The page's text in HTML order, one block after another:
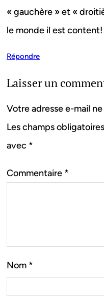
« gauchère » et «
le monde il est content!
Répondre
Laisser un
Votre adresse e-mail
Les champs
avec *
Commentaire *
Nom *